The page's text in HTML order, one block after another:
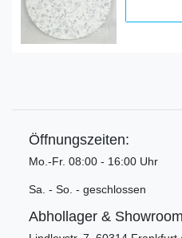
Öffnungszeiten:
Mo.-Fr. 08:00 - 16:00 Uhr
Sa. - So. - geschlossen
Abhollager & Showroom